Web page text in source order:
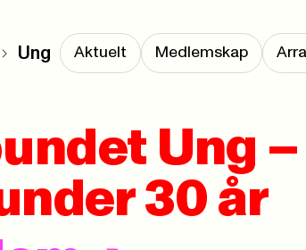
Ung Aktuelt Medlemskap
Ung –
30 år